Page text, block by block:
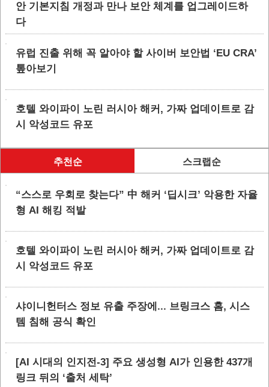
안 기본지침 개정과 만나 보안 체계를 업그레이드하
다
유럽 진출 위해 꼭 알아야 할 사이버 보안법 ‘EU CRA’
톺아보기
호텔 와이파이 노린 러시아 해커, 가짜 업데이트로 감
시 악성코드 유포
추천순 스크랩순
“스스로 우회로 찾는다” 中 해커 ‘딥시크’ 악용한 자율
형 AI 해킹 적발
호텔 와이파이 노린 러시아 해커, 가짜 업데이트로 감
시 악성코드 유포
샤이니헌터스 정보 유출 주장에... 브링크스 홈, 시스
템 침해 공식 확인
[AI 시대의 인지전-3] 주요 생성형 AI가 인용한 437개
링크 뒤의 ‘출처 세탁’